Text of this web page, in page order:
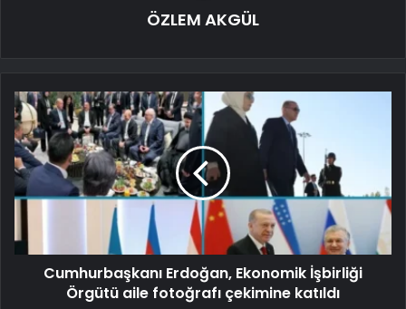
ÖZLEM AKGÜL
Cumhurbaşkanı Erdoğan, Ekonomik İşbirliği
Örgütü aile fotoğrafı çekimine katıldı